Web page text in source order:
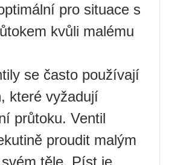
pro situace s
kvůli malému
se často používají
které vyžadují
průtoku. Ventil
proudit malým
těle. Píst je